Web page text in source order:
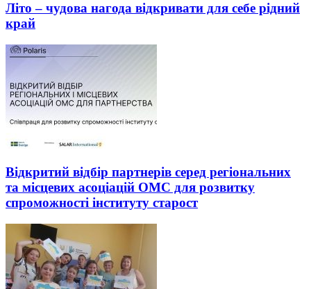
Літо – чудова нагода відкривати для себе рідний
край
Відкритий відбір партнерів серед регіональних
та місцевих асоціацій ОМС для розвитку
спроможності інституту старост